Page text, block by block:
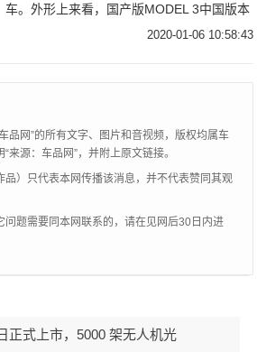
车。外形上来看，国产版MODEL 3中国版本
与海外版车型完全一致，并没有针对中国市
2020-01-06 10:58:43
品网”的所有文字、图片和音视频，版权均属车
来源：车品网”，并附上原文链接。
品）只代表本网传播该消息，并不代表赞同其观
问题需要同本网联系的，请在见网后30日内进
正式上市，5000 架无人机光